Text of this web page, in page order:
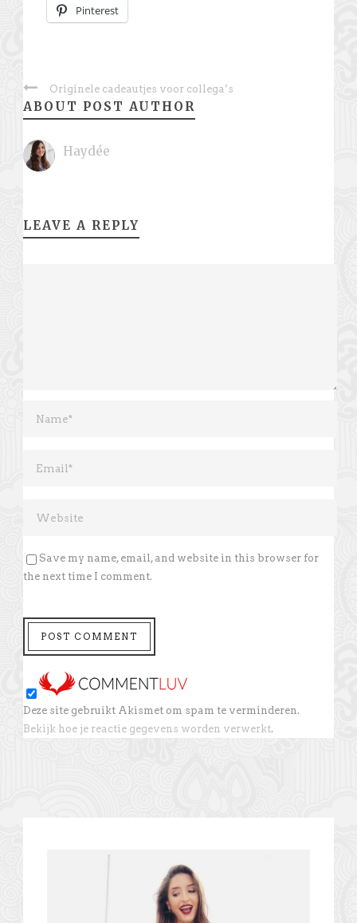
Pinterest
Originele cadeautjes voor collega’s
ABOUT POST AUTHOR
Haydée
LEAVE A REPLY
Save my name, email, and website in this browser for
the next time I comment.
Deze site gebruikt Akismet om spam te verminderen.
Bekijk hoe je reactie gegevens worden verwerkt.